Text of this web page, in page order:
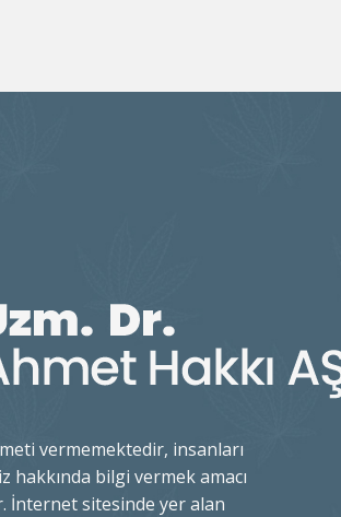
vermemektedir, insanları
hakkında bilgi vermek amacı
İnternet sitesinde yer alan